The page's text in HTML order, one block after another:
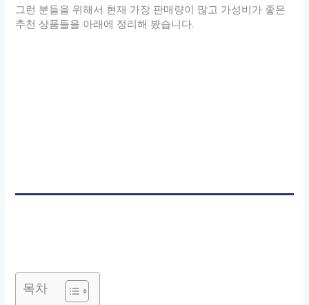
그런 분들을 위해서 현재 가장 판매량이 많고 가성비가 좋은
추천 상품들을 아래에 정리해 봤습니다.
목차